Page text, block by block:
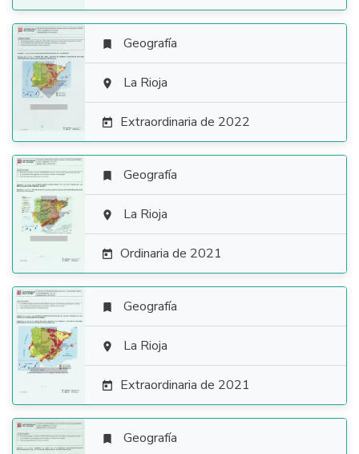

 Geografía
 La Rioja
 Extraordinaria de 2022

 Geografía
 La Rioja
 Ordinaria de 2021

 Geografía
 La Rioja
 Extraordinaria de 2021
 Geografía